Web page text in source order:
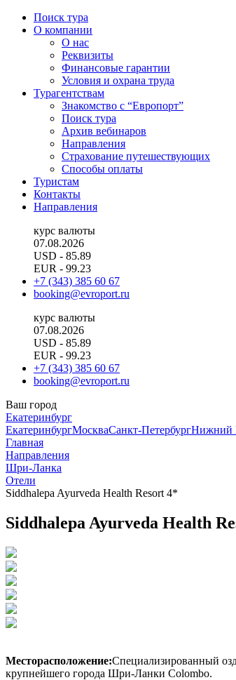
Поиск тура
О компании
О нас
Реквизиты
Финансовые гарантии
Условия и охрана труда
Турагентствам
Знакомство с “Европорт”
Поиск тура
Архив вебинаров
Направления
Страхование путешествующих
Способы оплаты
Туристам
Контакты
Направления
курс валюты
07.08.2026
USD - 85.89
EUR - 99.23
+7 (343) 385 60 67
booking@evroport.ru
курс валюты
07.08.2026
USD - 85.89
EUR - 99.23
+7 (343) 385 60 67
booking@evroport.ru
Ваш город
Екатеринбург
ЕкатеринбургМоскваСанкт-ПетербургНижний
Главная
Направления
Шри-Ланка
Отели
Siddhalepa Ayurveda Health Resort 4*
Siddhalepa Ayurveda Health
Месторасположение:Специализированный
крупнейшего города Шри-Ланки Colombo.